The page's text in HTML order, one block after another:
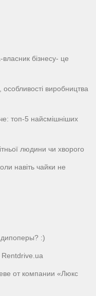
власник бізнесу- це
виробництва
топ-5 найсмішніших
людини чи хворого
навіть чайки не
:)
от компании «Люкс